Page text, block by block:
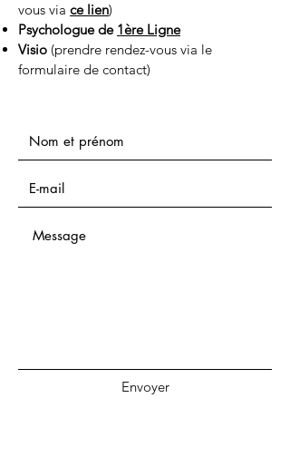
vous via ce lien)
Psychologue de 1ère Ligne
Visio (prendre rendez-vous via le
formulaire de contact)
Envoyer